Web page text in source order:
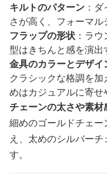
キルトのパターン ：
さが高く、フォーマ
フラップの形状 ：ラ
型はきちんと感を演出
金具のカラーとデザイ
クラシックな格調を
めはカジュアルに寄せ
チェーンの太さや素材
細めのゴールドチェ
え、太めのシルバー
す。